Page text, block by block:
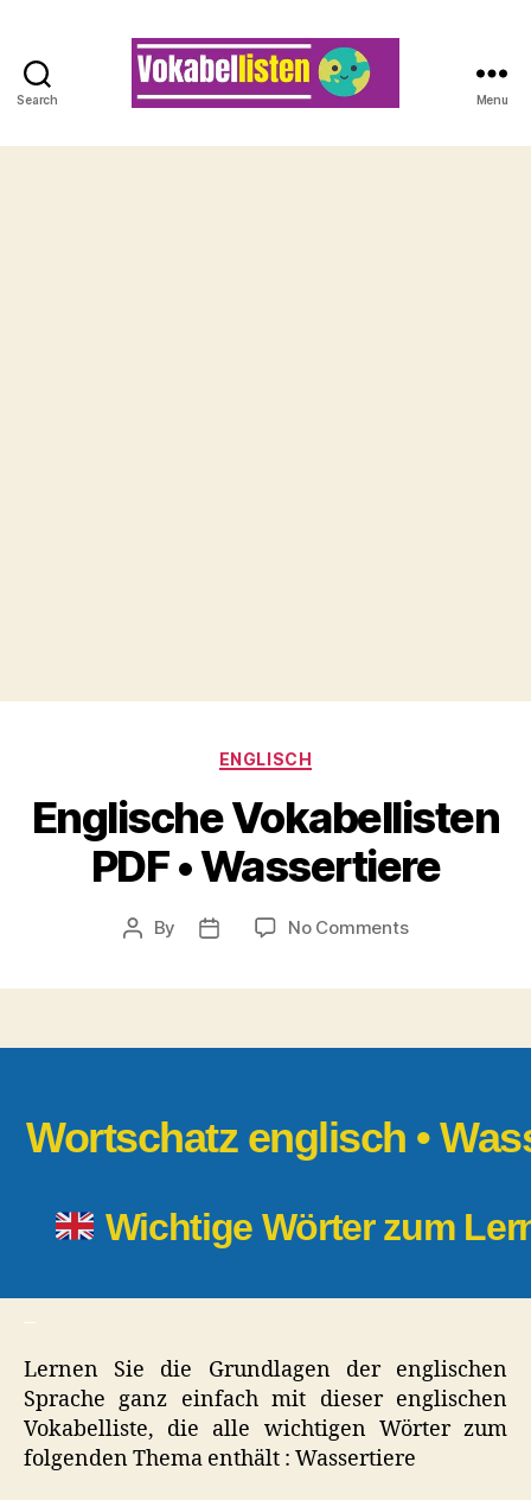
Search Menu
Categories
ENGLISCH
Englische Vokabellisten
PDF • Wassertiere
Post
By
Post
No Commentson
Wortschatz englisch •
Wichtige Wörter zum
Lernen Sie die Grundlagen der englischen
Sprache ganz einfach mit dieser englischen
Vokabelliste, die alle wichtigen Wörter zum
folgenden Thema enthält : Wassertiere